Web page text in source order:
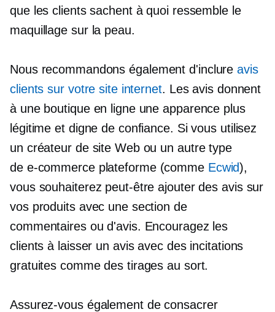
que les clients sachent à quoi ressemble le
maquillage sur la peau.
Nous recommandons également d'inclureavis
clients sur votre site internet. Les avis donnent
à une boutique en ligne une apparence plus
légitime et digne de confiance. Si vous utilisez
un créateur de site Web ou un autre type
de e-commerceplateforme (comme Ecwid),
vous souhaiterez peut-être ajouter des avis sur
vos produits avec une section de
commentaires ou d'avis. Encouragez les
clients à laisser un avis avec des incitations
gratuites comme des tirages au sort.
Assurez-vous également de consacrer